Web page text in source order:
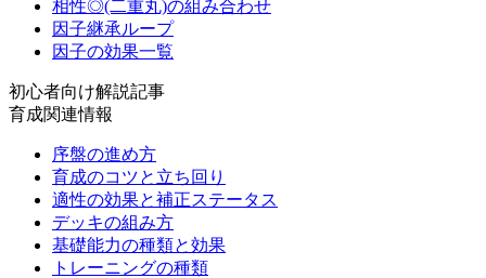
相性◎(二重丸)の組み合わせ
因子継承ループ
因子の効果一覧
初心者向け解説記事
育成関連情報
序盤の進め方
育成のコツと立ち回り
適性の効果と補正ステータス
デッキの組み方
基礎能力の種類と効果
トレーニングの種類